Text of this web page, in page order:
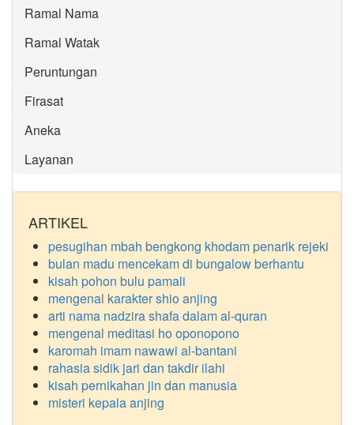
Ramal Nama
Ramal Watak
Peruntungan
Firasat
Aneka
Layanan
ARTIKEL
pesugihan mbah bengkong khodam penarik rejeki
bulan madu mencekam di bungalow berhantu
kisah pohon bulu pamali
mengenal karakter shio anjing
arti nama nadzira shafa dalam al-quran
mengenal meditasi ho oponopono
karomah imam nawawi al-bantani
rahasia sidik jari dan takdir ilahi
kisah pernikahan jin dan manusia
misteri kepala anjing